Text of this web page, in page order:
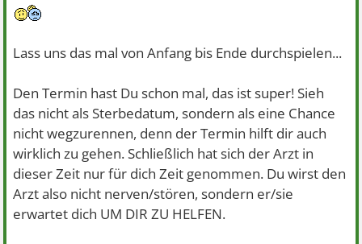
Lass uns das mal von Anfang bis Ende durchspielen...
Den Termin hast Du schon mal, das ist super! Sieh
das nicht als Sterbedatum, sondern als eine Chance
nicht wegzurennen, denn der Termin hilft dir auch
wirklich zu gehen. Schließlich hat sich der Arzt in
dieser Zeit nur für dich Zeit genommen. Du wirst den
Arzt also nicht nerven/stören, sondern er/sie
erwartet dich UM DIR ZU HELFEN.